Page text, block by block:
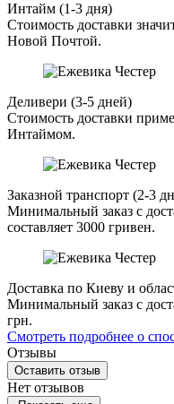
Интайм (1-3 дня)
Стоимость доставки
Новой Почтой.
Деливери (3-5 дней)
Стоимость доставки
Интаймом.
Заказной транспорт (2-3
Минимальный заказ с
составляет 3000 гривен.
Доставка по Киеву и
Минимальный заказ с
грн.
Смотреть подробнее о
Отзывы
Оставить отзыв
Нет отзывов